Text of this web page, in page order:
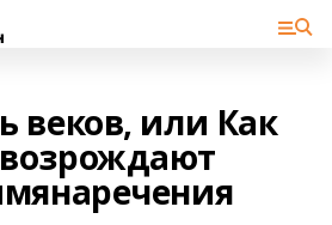
веков, или Как